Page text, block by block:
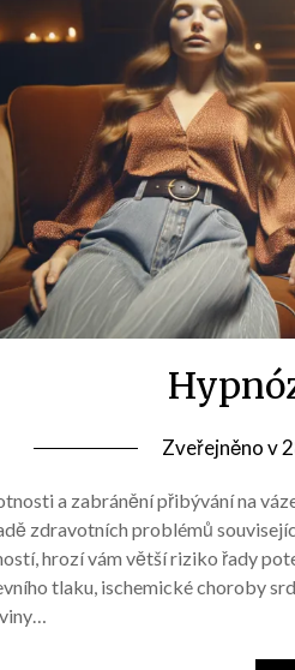
Zveřejněno v
a zabránění přibývání na
zdravotních problémů
hrozí vám větší riziko řady
tlaku, ischemické choroby